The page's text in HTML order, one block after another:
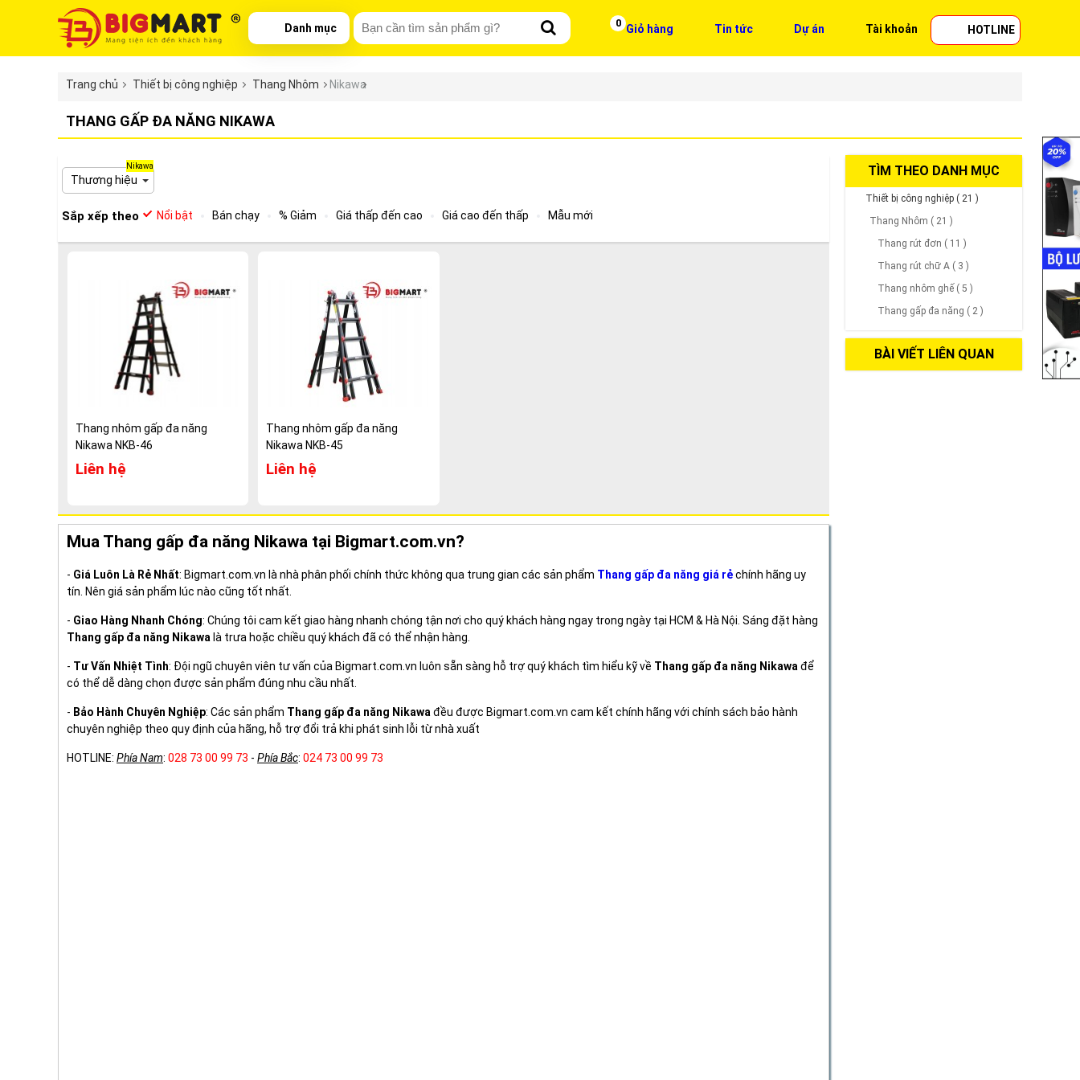
Danh mục 0 Giỏ hàng Tin tức Dự án Tài khoản HOTLINE
Trang chủ Thiết bị công nghiệp Thang Nhôm Nikawa
THANG GẤP ĐA NĂNG NIKAWA
TÌM THEO DANH MỤC
Thiết bị công nghiệp ( 21 )
Thang Nhôm ( 21 )
Thang rút đơn ( 11 )
Thang rút chữ A ( 3 )
Thang nhôm ghế ( 5 )
Thang gấp đa năng ( 2 )
BÀI VIẾT LIÊN QUAN
Thương hiệu
Nikawa
Sắp xếp theo Nổi bật Bán chạy % Giảm Giá thấp đến cao Giá cao đến thấp Mẫu mới
Thang nhôm gấp đa năng
Nikawa NKB-46
Liên hệ
Thang nhôm gấp đa năng
Nikawa NKB-45
Liên hệ
Mua Thang gấp đa năng Nikawa tại Bigmart.com.vn?
- Giá Luôn Là Rẻ Nhất: Bigmart.com.vn là nhà phân phối chính thức không qua trung gian các sản phẩm Thang gấp đa năng giá rẻchính hãng uy
tín. Nên giá sản phẩm lúc nào cũng tốt nhất.
- Giao Hàng Nhanh Chóng: Chúng tôi cam kết giao hàng nhanh chóng tận nơi cho quý khách hàng ngay trong ngày tại HCM & Hà Nội. Sáng đặt hàng
Thang gấp đa năng Nikawa là trưa hoặc chiều quý khách đã có thể nhận hàng.
- Tư Vấn Nhiệt Tình: Đội ngũ chuyên viên tư vấn của Bigmart.com.vn luôn sẵn sàng hỗ trợ quý khách tìm hiểu kỹ về Thang gấp đa năng Nikawa để
có thể dễ dàng chọn được sản phẩm đúng nhu cầu nhất.
- Bảo Hành Chuyên Nghiệp: Các sản phẩm Thang gấp đa năng Nikawa đều được Bigmart.com.vn cam kết chính hãng với chính sách bảo hành
chuyên nghiệp theo quy định của hãng, hỗ trợ đổi trả khi phát sinh lỗi từ nhà xuất
HOTLINE: Phía Nam: 028 73 00 99 73 - Phía Bắc: 024 73 00 99 73